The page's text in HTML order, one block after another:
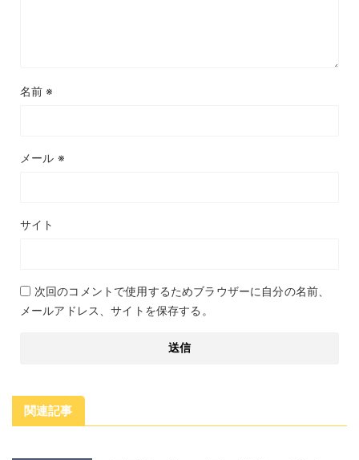
名前※
メール ※
サイト
次回のコメントで使用するためブラウザーに自分の名前、
メールアドレス、サイトを保存する。
関連記事